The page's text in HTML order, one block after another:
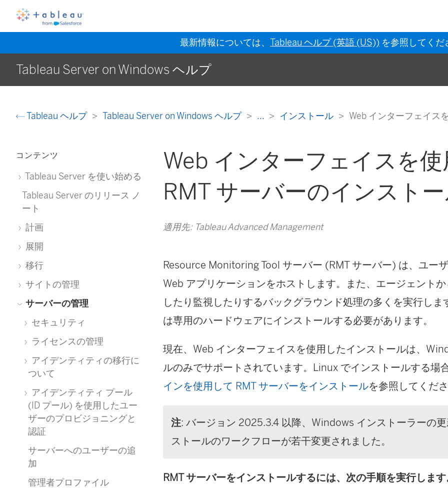
最新情報については、 Tableau ヘルプ (英語 (US)) を参照してくだ
Tableau Server on Windows ヘルプ
Tableau ヘルプ Tableau Server on Windows ヘルプ ... インストール Web インターフェイス
コンテンツ
Tableau Server を使い始める
Tableau Server のリリース ノ
ート
計画
展開
移行
サイトの管理
サーバーの管理
セキュリティ
ライセンスの管理
アイデンティティの移行に
ついて
アイデンティティ プール
(ID プール) を使用したユー
ザーのプロビジョニングと
認証
サーバーへのユーザーの追
加
管理者プロファイル
Web インターフェイスを
RMT サーバーのインスト
適用先: Tableau Advanced Management
Resource Monitoring Tool サーバー (RMT サーバー) は、ユー
Web アプリケーションをホストします。また、エージェント
したり監視したりするバックグラウンド処理の多くを実行しま
は専用のハードウェアにインストールする必要があります。
現在、Web インターフェイスを使用したインストールは、
ルのみでサポートされています。Linux でインストールする場
インを使用して RMT サーバーをインストールを参照してくだ
注: バージョン 2025.3.4 以降、Windows インストーラーの
ストールのワークフローが若干変更されました。
RMT サーバーをインストールするには、次の手順を実行しま